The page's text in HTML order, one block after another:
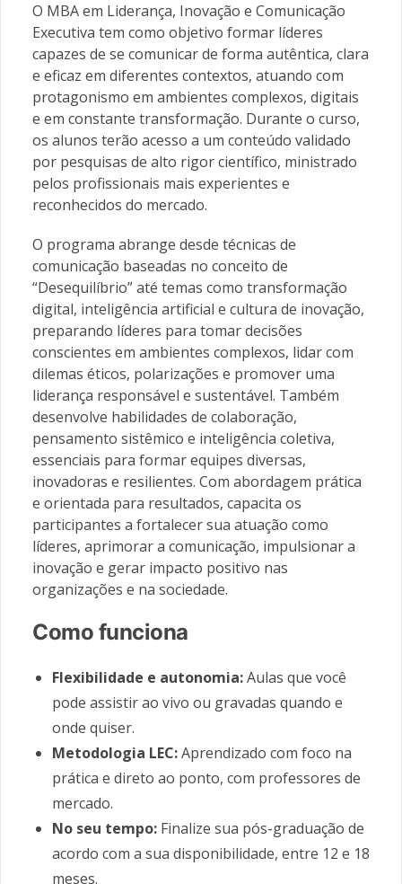
O MBA em Liderança, Inovação e Comunicação
Executiva tem como objetivo formar líderes
capazes de se comunicar de forma autêntica, clara
e eficaz em diferentes contextos, atuando com
protagonismo em ambientes complexos, digitais
e em constante transformação. Durante o curso,
os alunos terão acesso a um conteúdo validado
por pesquisas de alto rigor científico, ministrado
pelos profissionais mais experientes e
reconhecidos do mercado.
O programa abrange desde técnicas de
comunicação baseadas no conceito de
“Desequilíbrio” até temas como transformação
digital, inteligência artificial e cultura de inovação,
preparando líderes para tomar decisões
conscientes em ambientes complexos, lidar com
dilemas éticos, polarizações e promover uma
liderança responsável e sustentável. Também
desenvolve habilidades de colaboração,
pensamento sistêmico e inteligência coletiva,
essenciais para formar equipes diversas,
inovadoras e resilientes. Com abordagem prática
e orientada para resultados, capacita os
participantes a fortalecer sua atuação como
líderes, aprimorar a comunicação, impulsionar a
inovação e gerar impacto positivo nas
organizações e na sociedade.
Como funciona
Flexibilidade e autonomia:Aulas que você
pode assistir ao vivo ou gravadas quando e
onde quiser.
Metodologia LEC:Aprendizado com foco na
prática e direto ao ponto, com professores de
mercado.
No seu tempo: Finalize sua pós-graduação de
acordo com a sua disponibilidade, entre 12 e 18
meses.